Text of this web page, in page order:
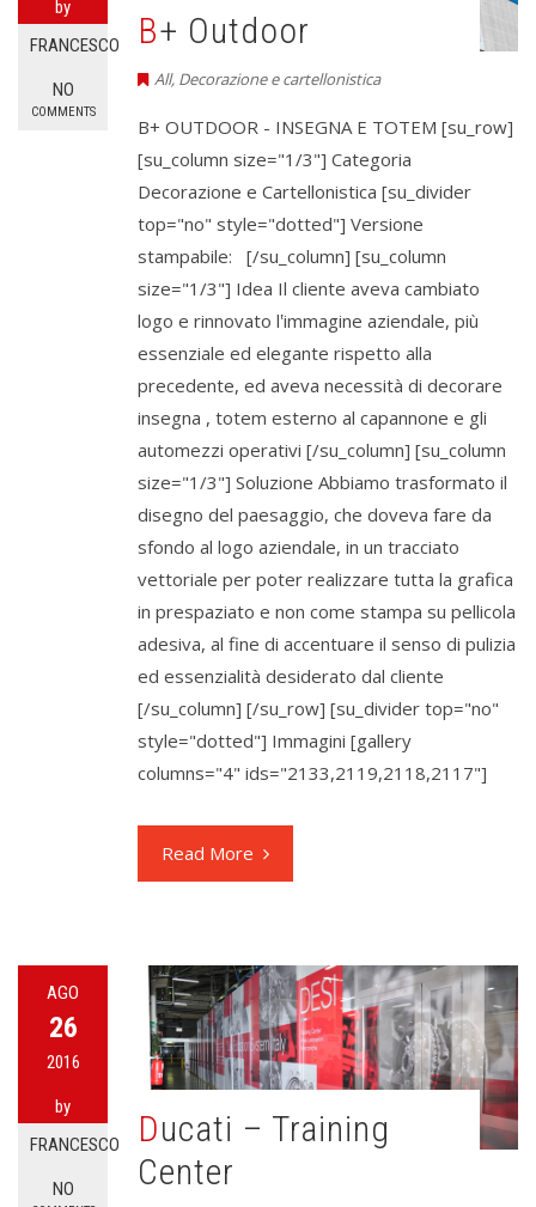
by
FRANCESCO
NO
COMMENTS
B+ Outdoor
All, Decorazione e cartellonistica
B+ OUTDOOR - INSEGNA E TOTEM [su_row]
[su_column size="1/3"] Categoria
Decorazione e Cartellonistica [su_divider
top="no" style="dotted"] Versione
stampabile: [/su_column] [su_column
size="1/3"] Idea Il cliente aveva cambiato
logo e rinnovato l‛immagine aziendale, più
essenziale ed elegante rispetto alla
precedente, ed aveva necessità di decorare
insegna , totem esterno al capannone e gli
automezzi operativi [/su_column] [su_column
size="1/3"] Soluzione Abbiamo trasformato il
disegno del paesaggio, che doveva fare da
sfondo al logo aziendale, in un tracciato
vettoriale per poter realizzare tutta la grafica
in prespaziato e non come stampa su pellicola
adesiva, al fine di accentuare il senso di pulizia
ed essenzialità desiderato dal cliente
[/su_column] [/su_row] [su_divider top="no"
style="dotted"] Immagini [gallery
columns="4" ids="2133,2119,2118,2117"]
Read More
AGO
26
2016
by
FRANCESCO
NO
Ducati – Training
Center